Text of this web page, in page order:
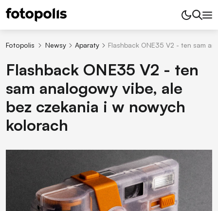
Fotopolis Newsy Aparaty Flashback ONE35 V2 - ten sam
Flashback ONE35 V2 - ten
sam analogowy vibe, ale
bez czekania i w nowych
kolorach